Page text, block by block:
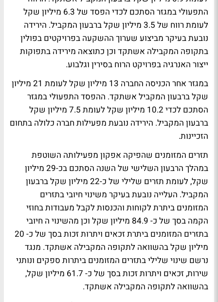
התפעולי במגזר הסתכם לכדי הפסד של 6.3 מיליון שקל
לעומת רווח של 3.5 מיליון שקל ברבעון המקביל. הירידה
נובעת בעיקר מביצוע שערוך ההשקעה בפרויקטים בפולין
בתקופה המקבילה אשתקד וכן כתוצאה מירידה בתפוקות
ייצור האנרגיה בפרויקט הרוח בסירין וגלבוע.
במגזר אחר הכניסה החברה 13 מיליון שקל לעומת 21 מיליון
שקל ברבעון המקביל אשתקד. ההפסד התפעולי במגזר
הסתכם לכדי 10.2 מיליון שקל לעומת 7.5 מיליון שקל
ברבעון המקביל. הירידה נובעת מפעילות חברה כלולה בתחום
הזכיינות.
תזרים המזומנים שהפיקה אפקון מפעילותה השוטפת
במהלך הרבעון השלישי של השנה הסתכם בכ-29 מיליון
שקל, לעומת תזרים שלילי של כ-22 מיליון שקל ברבעון
המקביל. העלייה נובעת בעיקר משינוי חיובי בתזרים
המזומנים ביתרת לקוחות והכנסות לקבל מעבודות בחוזי
הקמה בסך של כ- 84.9 מיליון שקל וכן מהשינוי ה חיובי
בתזרים המזומנים ביתרת זכאים ויתרות זכות בסך של כ- 20
מיליון שקל בהשוואה לתקופה המקבילה אשתקד. מנגד
נרשם שינוי שלילי בתזרים המזומנים ביתרות ספקים ונותני
שירות, זכאים ויתרות זכות בסך של כ- 61.7 מיליון שקל,
בהשוואה לתקופה המקבילה אשתקד.